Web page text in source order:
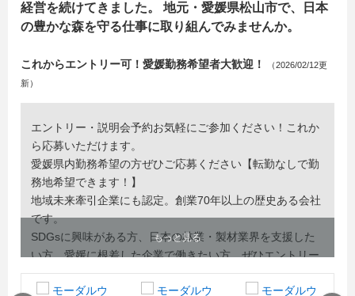
経営を続けてきました。 地元・愛媛県松山市で、日本
の豊かな森を守る仕事に取り組んでみませんか。
これからエントリー可！愛媛勤務希望者大歓迎！
（2026/02/12更
新）
エントリー・説明会予約お気軽にご参加ください！これか
ら応募いただけます。
愛媛県内勤務希望の方ぜひご応募ください【転勤なしで勤
務地希望できます！】
地域未来牽引企業にも認定。創業70年以上の歴史ある会社
です。
SDGsに興味がある方、日本の林業・製材業界を支援した
い方、愛媛に根差した企業で働きたい方、ぜひエントリー
ください。
愛媛ならではの温かみのある人間関係がある職場です！
もっと見る